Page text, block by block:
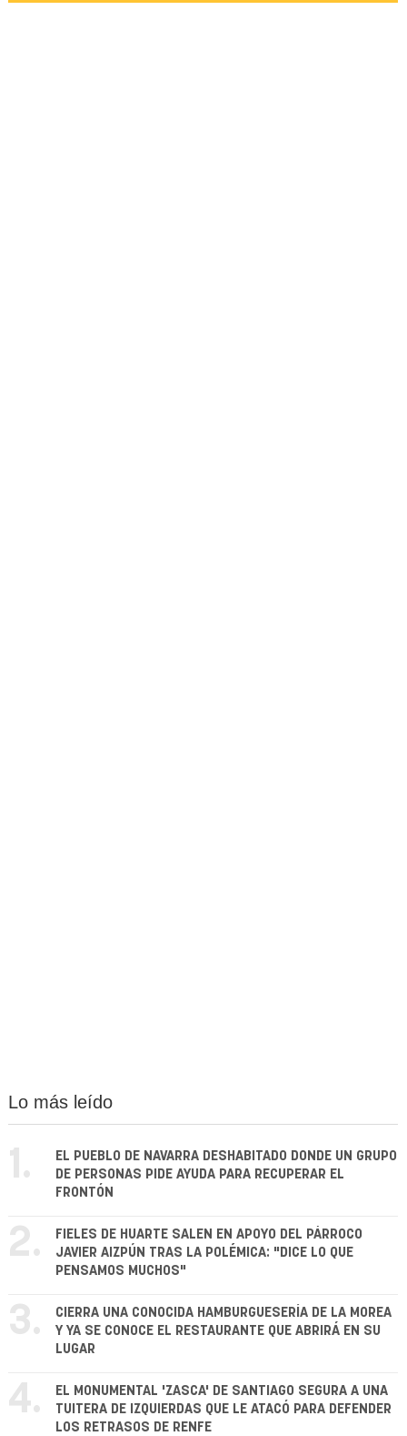
Lo más leído
1.
EL PUEBLO DE NAVARRA DESHABITADO DONDE UN GRUPO
DE PERSONAS PIDE AYUDA PARA RECUPERAR EL
FRONTÓN
2.
FIELES DE HUARTE SALEN EN APOYO DEL PÁRROCO
JAVIER AIZPÚN TRAS LA POLÉMICA: "DICE LO QUE
PENSAMOS MUCHOS"
3.
CIERRA UNA CONOCIDA HAMBURGUESERÍA DE LA MOREA
Y YA SE CONOCE EL RESTAURANTE QUE ABRIRÁ EN SU
LUGAR
4.
EL MONUMENTAL 'ZASCA' DE SANTIAGO SEGURA A UNA
TUITERA DE IZQUIERDAS QUE LE ATACÓ PARA DEFENDER
LOS RETRASOS DE RENFE